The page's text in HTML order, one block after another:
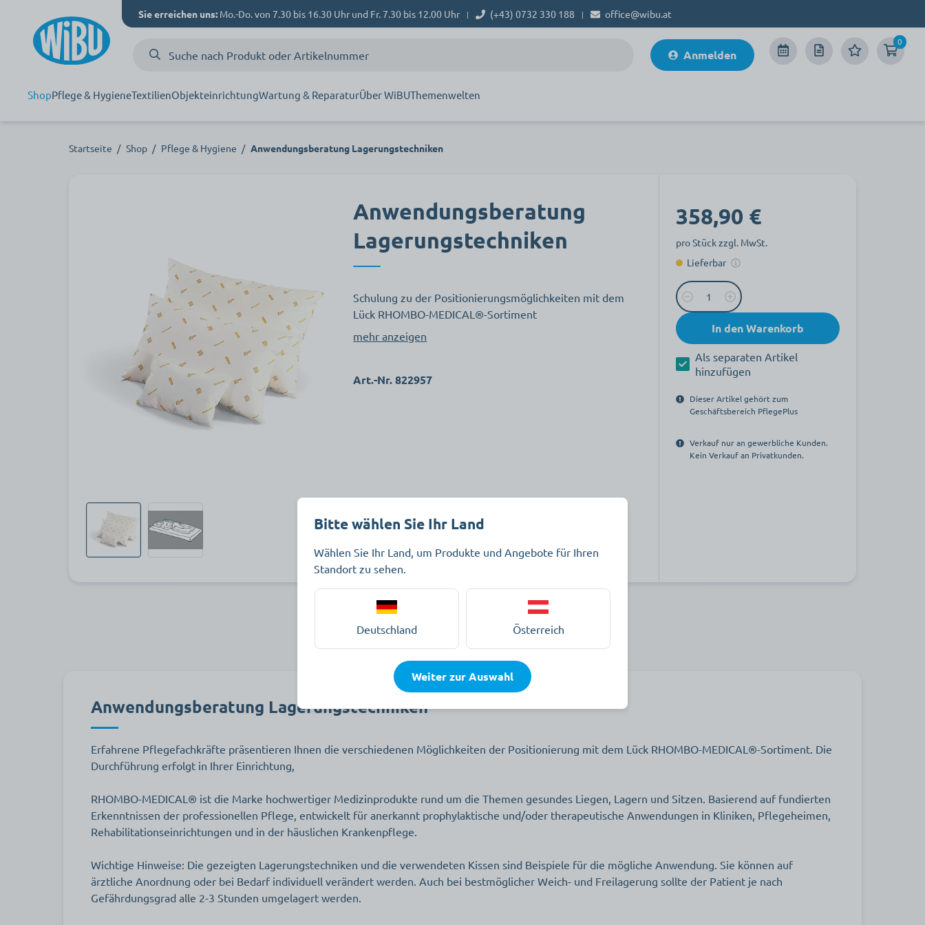
Sie erreichen uns:Mo.-Do. von 7.30 bis 16.30 Uhr und Fr. 7.30 bis 12.00 Uhr | (+43) 0732 330 188 | office@wibu.at
Anmelden
0
ShopPflege & HygieneTextilienObjekteinrichtungWartung & ReparaturÜber WiBUThemenwelten
Startseite / Shop / Pflege & Hygiene / Anwendungsberatung Lagerungstechniken
Anwendungsberatung
Lagerungstechniken
Schulung zu der Positionierungsmöglichkeiten mit dem
Lück RHOMBO-MEDICAL®-Sortiment
mehr anzeigen
Art.-Nr. 822957
358,90 €
Lieferbar
pro Stück zzgl. MwSt.
In den Warenkorb
Als separaten Artikel
hinzufügen
Dieser Artikel gehört zum
Geschäftsbereich PflegePlus
Verkauf nur an gewerbliche Kunden.
Kein Verkauf an Privatkunden.
Anwendungsberatung Lagerungstechniken
Erfahrene Pflegefachkräfte präsentieren Ihnen die verschiedenen Möglichkeiten der Positionierung mit dem Lück RHOMBO-MEDICAL®-Sortiment. Die
Durchführung erfolgt in Ihrer Einrichtung,
RHOMBO-MEDICAL® ist die Marke hochwertiger Medizinprodukte rund um die Themen gesundes Liegen, Lagern und Sitzen. Basierend auf fundierten
Erkenntnissen der professionellen Pflege, entwickelt für anerkannt prophylaktische und/oder therapeutische Anwendungen in Kliniken, Pflegeheimen,
Rehabilitationseinrichtungen und in der häuslichen Krankenpflege.
Wichtige Hinweise: Die gezeigten Lagerungstechniken und die verwendeten Kissen sind Beispiele für die mögliche Anwendung. Sie können auf
ärztliche Anordnung oder bei Bedarf individuell verändert werden. Auch bei bestmöglicher Weich- und Freilagerung sollte der Patient je nach
Gefährdungsgrad alle 2-3 Stunden umgelagert werden.
Bitte wählen Sie Ihr Land
Wählen Sie Ihr Land, um Produkte und Angebote für Ihren
Standort zu sehen.
Deutschland Österreich
Weiter zur Auswahl